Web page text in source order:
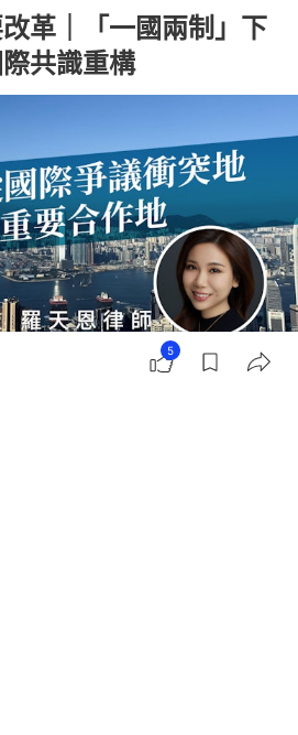
革｜「一國兩制」下
共識重構
5